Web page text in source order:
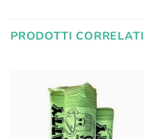
PRODOTTI CORRELATI